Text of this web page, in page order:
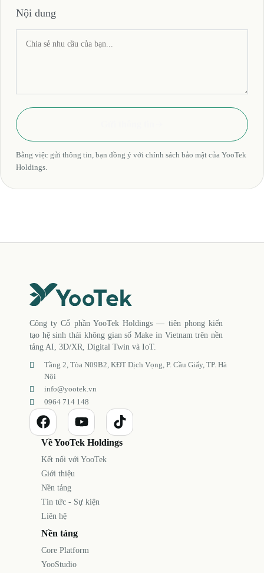
Nội dung
Bằng việc gửi thông tin, bạn đồng ý với chính sách bảo mật của YooTek
Holdings.
Công ty Cổ phần YooTek Holdings — tiên phong kiến
tạo hệ sinh thái không gian số Make in Vietnam trên nền
tảng AI, 3D/XR, Digital Twin và IoT.
Tầng 2, Tòa N09B2, KĐT Dịch Vọng, P. Cầu Giấy, TP. Hà
Nội
info@yootek.vn
0964 714 148
Về YooTek Holdings
Kết nối với YooTek
Giới thiệu
Nền tảng
Tin tức - Sự kiện
Liên hệ
Nền tảng
Core Platform
YooStudio